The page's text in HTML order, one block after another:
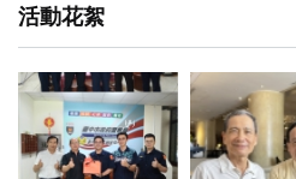
活動花絮